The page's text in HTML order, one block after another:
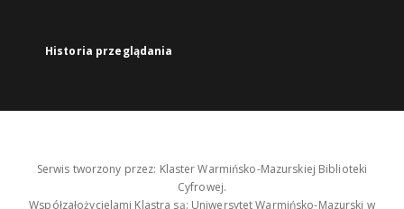
Historia przeglądania
Serwis tworzony przez: Klaster Warmińsko-Mazurskiej Biblioteki
Cyfrowej.
Współzałożycielami Klastra są: Uniwersytet Warmińsko-Mazurski w